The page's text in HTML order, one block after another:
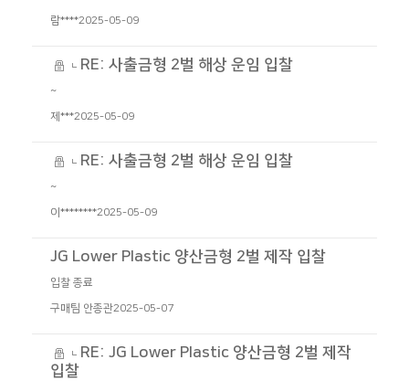
람****2025-05-09
RE: 사출금형 2벌 해상 운임 입찰
~
제***2025-05-09
RE: 사출금형 2벌 해상 운임 입찰
~
이********2025-05-09
JG Lower Plastic 양산금형 2벌 제작 입찰
입찰 종료
구매팀 안종관2025-05-07
RE: JG Lower Plastic 양산금형 2벌 제작
입찰